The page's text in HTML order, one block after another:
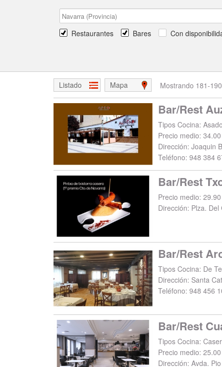
Restaurantes Bares Con
Listado Mapa Mostrando 181-
Precio medio:
Dirección: Joaquin
Teléfono: 948 384
Bar/Rest
Precio medio:
Dirección: Plza. Del
Bar/Rest
Tipos Cocina: De
Dirección: Santa
Teléfono: 948 456
Tipos Cocina:
Precio medio:
Dirección: Avda.